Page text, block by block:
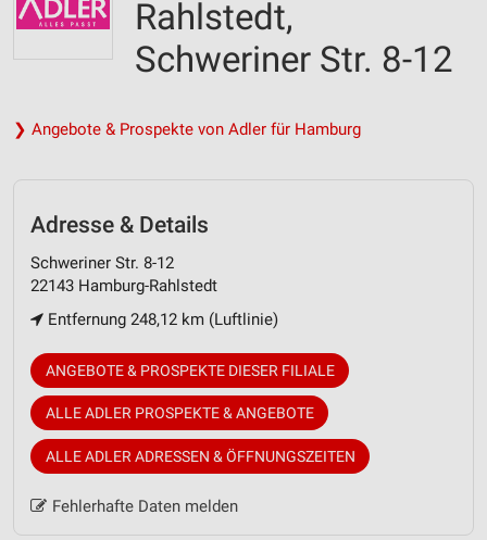
Rahlstedt,
Schweriner Str. 8-12
❯ Angebote & Prospekte von Adler für Hamburg
Adresse & Details
Schweriner Str. 8-12
22143 Hamburg-Rahlstedt
Entfernung 248,12 km (Luftlinie)
ANGEBOTE & PROSPEKTE DIESER FILIALE
ALLE ADLER PROSPEKTE & ANGEBOTE
ALLE ADLER ADRESSEN & ÖFFNUNGSZEITEN
Fehlerhafte Daten melden